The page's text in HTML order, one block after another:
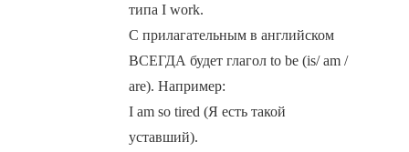
типа I work.
С прилагательным в английском
ВСЕГДА будет глагол to be (is/ am /
are). Например:
I am so tired (Я есть такой
уставший).